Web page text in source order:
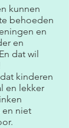
kunnen
behoeden
en
en
dat wil
kinderen
en lekker
niet